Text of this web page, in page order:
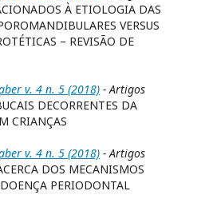
À ETIOLOGIA DAS
VERSUS
– REVISÃO DE
v. 4 n. 5 (2018) - Artigos
DECORRENTES DA
CRIANÇAS
v. 4 n. 5 (2018) - Artigos
DOS MECANISMOS
PERIODONTAL